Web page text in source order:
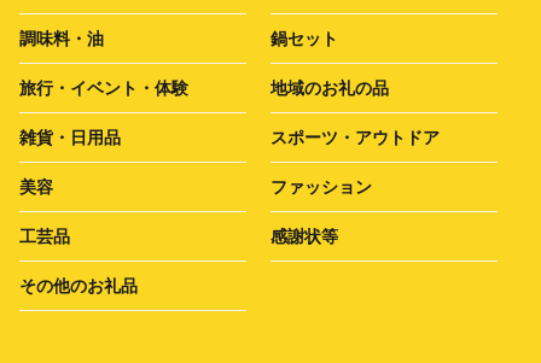
調味料・油 鍋セット
旅行・イベント・体験 地域のお礼の品
雑貨・日用品 スポーツ・アウトドア
美容 ファッション
工芸品 感謝状等
その他のお礼品